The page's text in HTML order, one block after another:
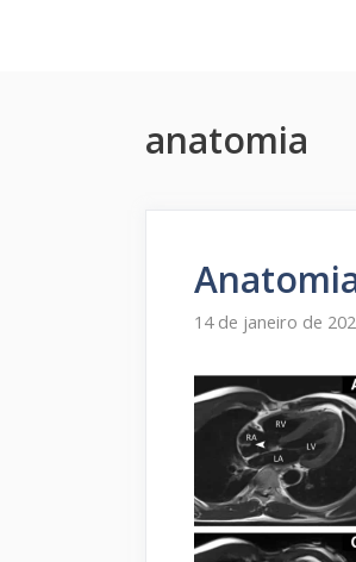
anatomia
14 de janeiro de